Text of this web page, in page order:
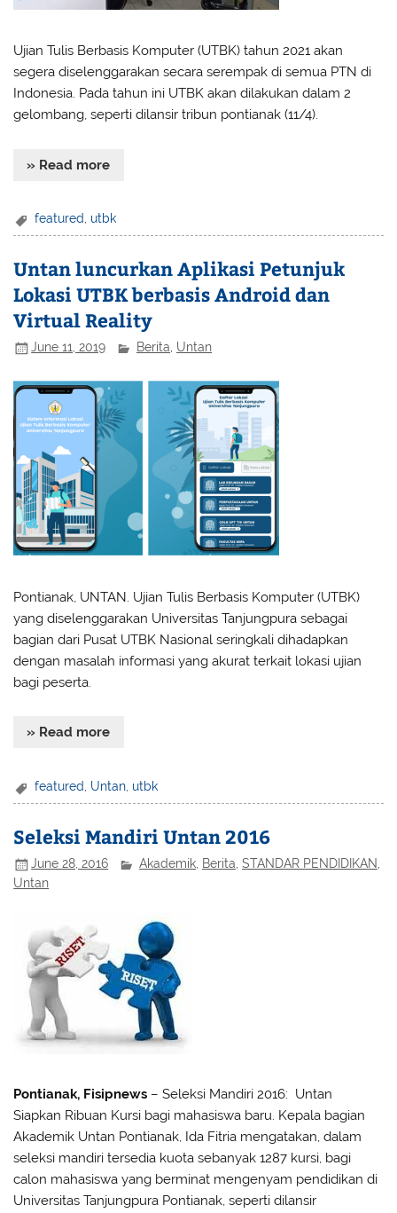
Ujian Tulis Berbasis Komputer (UTBK) tahun 2021 akan
segera diselenggarakan secara serempak di semua PTN di
Indonesia. Pada tahun ini UTBK akan dilakukan dalam 2
gelombang, seperti dilansir tribun pontianak (11/4).
» Read more
featured, utbk
Untan luncurkan Aplikasi Petunjuk
Lokasi UTBK berbasis Android dan
Virtual Reality
June 11, 2019 Berita, Untan
Pontianak, UNTAN. Ujian Tulis Berbasis Komputer (UTBK)
yang diselenggarakan Universitas Tanjungpura sebagai
bagian dari Pusat UTBK Nasional seringkali dihadapkan
dengan masalah informasi yang akurat terkait lokasi ujian
bagi peserta.
» Read more
featured Untan utbk
Seleksi Mandiri Untan 2016
June 28, 2016 Akademik Berita ,STANDAR PENDIDIKAN
Untan
Pontianak, Fisipnews – Seleksi Mandiri 2016: Untan
Siapkan Ribuan Kursi bagi mahasiswa baru. Kepala bagian
Akademik Untan Pontianak, Ida Fitria mengatakan, dalam
seleksi mandiri tersedia kuota sebanyak 1287 kursi, bagi
calon mahasiswa yang berminat mengenyam pendidikan di
Universitas Tanjungpura Pontianak, seperti dilansir